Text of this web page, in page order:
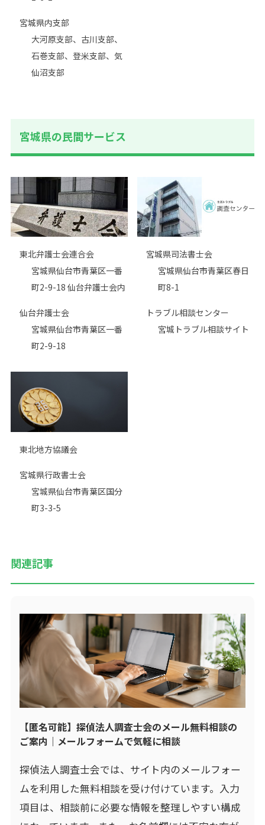
宮城県内支部
大河原支部、古川支部、
石巻支部、登米支部、気
仙沼支部
宮城県の⺠間サービス
東北弁護士会連合会
宮城県仙台市青葉区一番
町2-9-18 仙台弁護士会内
仙台弁護士会
宮城県仙台市青葉区一番
町2-9-18
宮城県司法書士会
宮城県仙台市青葉区春日
町8-1
トラブル相談センター
宮城トラブル相談サイト
東北地方協議会
宮城県行政書士会
宮城県仙台市青葉区国分
町3-3-5
関連記事
【匿名可能】探偵法人調査士会のメール無料相談の
ご案内｜メールフォームで気軽に相談
探偵法人調査士会では、サイト内のメールフォー
ムを利用した無料相談を受け付けています。入力
項目は、相談前に必要な情報を整理しやすい構成